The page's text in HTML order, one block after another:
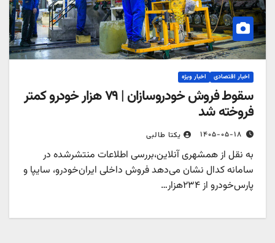
اخبار اقتصادی اخبار ویژه
سقوط فروش خودروسازان | ۷۹ هزار خودرو کمتر
فروخته شد
۱۴۰۵-۰۵-۱۸ یکتا طالبی
به نقل از همشهری آنلاین،بررسی اطلاعات منتشرشده در
سامانه کدال نشان می‌دهد فروش داخلی ایران‌خودرو، سایپا و
پارس‌خودرو از ۲۳۴هزار…